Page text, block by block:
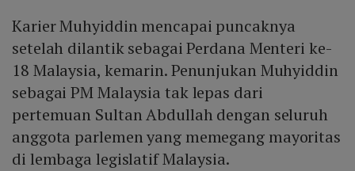
Karier Muhyiddin mencapai puncaknya
setelah dilantik sebagai Perdana Menteri ke-
18 Malaysia, kemarin. Penunjukan Muhyiddin
sebagai PM Malaysia tak lepas dari
pertemuan Sultan Abdullah dengan seluruh
anggota parlemen yang memegang mayoritas
di lembaga legislatif Malaysia.